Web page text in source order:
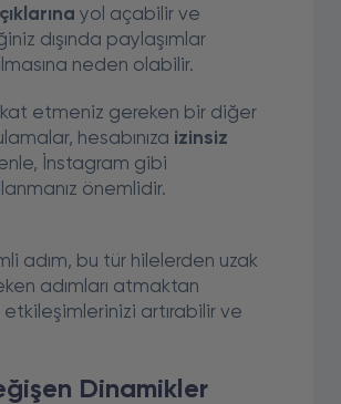
yol açabilir ve
dışında paylaşımlar
neden olabilir.
etmeniz gereken bir diğer
hesabınıza izinsiz
İnstagram gibi
önemlidir.
adım, bu tür hilelerden uzak
adımları atmaktan
artırabilir ve
Dinamikler